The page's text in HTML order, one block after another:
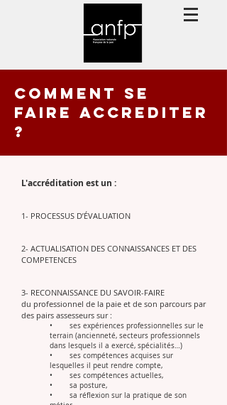
COMMENT SE
FAIRE ACCREDITER
?
L'accréditation est un :
1- PROCESSUS D’ÉVALUATION
2- ACTUALISATION DES CONNAISSANCES ET DES
COMPETENCES
3- RECONNAISSANCE DU SAVOIR-FAIRE
du professionnel de la paie et de son parcours par
des pairs assesseurs sur :
• ses expériences professionnelles sur le
terrain (ancienneté, secteurs professionnels
dans lesquels il a exercé, spécialités…)
• ses compétences acquises sur
lesquelles il peut rendre compte,
• ses compétences actuelles,
• sa posture,
• sa réflexion sur la pratique de son